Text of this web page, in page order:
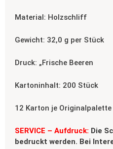
Material: Holzschliff
Gewicht: 32,0 g per Stück
Druck: „Frische Beeren
Kartoninhalt: 200 Stück
12 Karton je Originalpalette
SERVICE – Aufdruck: Die
bedruckt werden. Bei